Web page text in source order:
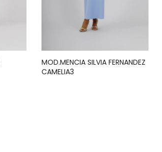
MOD.MENCIA SILVIA FERNANDEZ
CAMELIA3